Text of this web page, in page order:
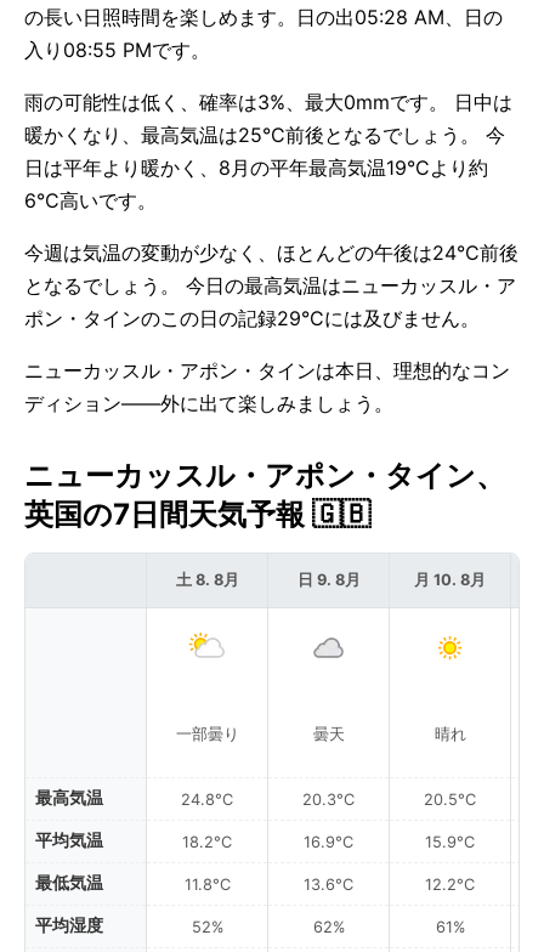
の長い日照時間を楽しめます。日の出05:28 AM、日の
入り08:55 PMです。
雨の可能性は低く、確率は3%、最大0mmです。 日中は
暖かくなり、最高気温は25°C前後となるでしょう。 今
日は平年より暖かく、8月の平年最高気温19°Cより約
6°C高いです。
今週は気温の変動が少なく、ほとんどの午後は24°C前後
となるでしょう。 今日の最高気温はニューカッスル・ア
ポン・タインのこの日の記録29°Cには及びません。
ニューカッスル・アポン・タインは本日、理想的なコン
ディション——外に出て楽しみましょう。
ニューカッスル・アポン・タイン、
英国の7日間天気予報 🇬🇧
最高気温
平均気温
最低気温
平均湿度
土 8. 8月
一部曇り
24.8°C
18.2°C
11.8°C
52%
日 9. 8月
曇天
20.3°C
16.9°C
13.6°C
62%
月 10. 8月
晴れ
20.5°C
15.9°C
12.2°C
61%